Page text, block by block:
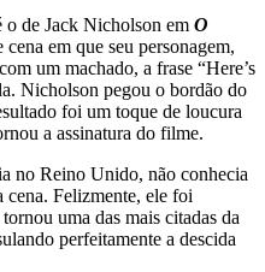
o de Jack Nicholson em O
em que seu personagem,
um machado, a frase “Here’s
Nicholson pegou o bordão do
foi um toque de loucura
a assinatura do filme.
no Reino Unido, não conhecia
cena. Felizmente, ele foi
uma das mais citadas da
perfeitamente a descida